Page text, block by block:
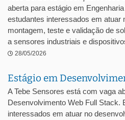
aberta para estágio em
estudantes interessados em atuar
montagem, teste e validação de
a sensores industriais e
28/05/2026
Estágio em
A Tebe Sensores está com vaga
Desenvolvimento Web Full Stack.
interessados em atuar no